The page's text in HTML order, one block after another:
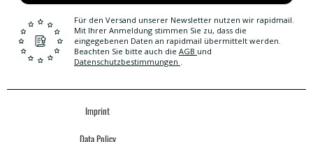
Für den Versand unserer Newsletter nutzen wir rapidmail.
Mit Ihrer Anmeldung stimmen Sie zu, dass die
eingegebenen Daten an rapidmail übermittelt werden.
Beachten Sie bitte auch die AGB und
Datenschutzbestimmungen .
Imprint
Data Policy